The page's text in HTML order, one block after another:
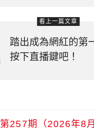
看上一篇文章
踏出成為網紅的
按下直播鍵吧！
第257期（2026年8月